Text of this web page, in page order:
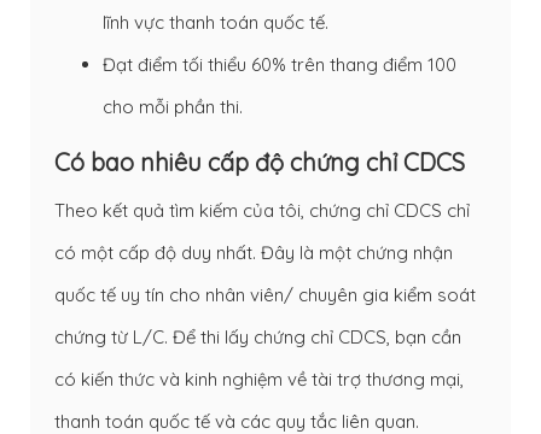
lĩnh vực thanh toán quốc tế.
Đạt điểm tối thiểu 60% trên thang điểm 100
cho mỗi phần thi.
Có bao nhiêu cấp độ chứng chỉ CDCS
Theo kết quả tìm kiếm của tôi, chứng chỉ CDCS chỉ
có một cấp độ duy nhất. Đây là một chứng nhận
quốc tế uy tín cho nhân viên/ chuyên gia kiểm soát
chứng từ L/C. Để thi lấy chứng chỉ CDCS, bạn cần
có kiến thức và kinh nghiệm về tài trợ thương mại,
thanh toán quốc tế và các quy tắc liên quan.